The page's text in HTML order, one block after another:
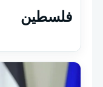
فلسطين